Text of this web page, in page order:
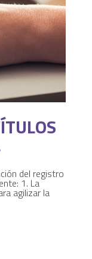
del registro
1. La
agilizar la